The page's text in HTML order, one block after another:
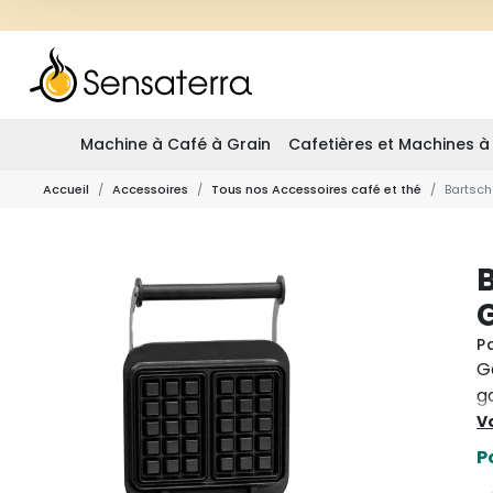
Machine à Café à Grain Cafetières et Machines
Accueil Accessoires Tous nos Accessoires café et thé